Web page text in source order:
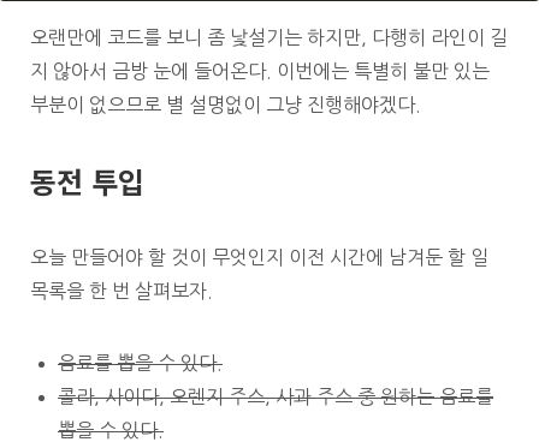
오랜만에 코드를 보니 좀 낯설기는 하지만, 다행히 라인이 길
지 않아서 금방 눈에 들어온다. 이번에는 특별히 불만 있는
부분이 없으므로 별 설명없이 그냥 진행해야겠다.
동전 투입
오늘 만들어야 할 것이 무엇인지 이전 시간에 남겨둔 할 일
목록을 한 번 살펴보자.
음료를 뽑을 수 있다.
콜라, 사이다, 오렌지 주스, 사과 주스 중 원하는 음료를
뽑을 수 있다.